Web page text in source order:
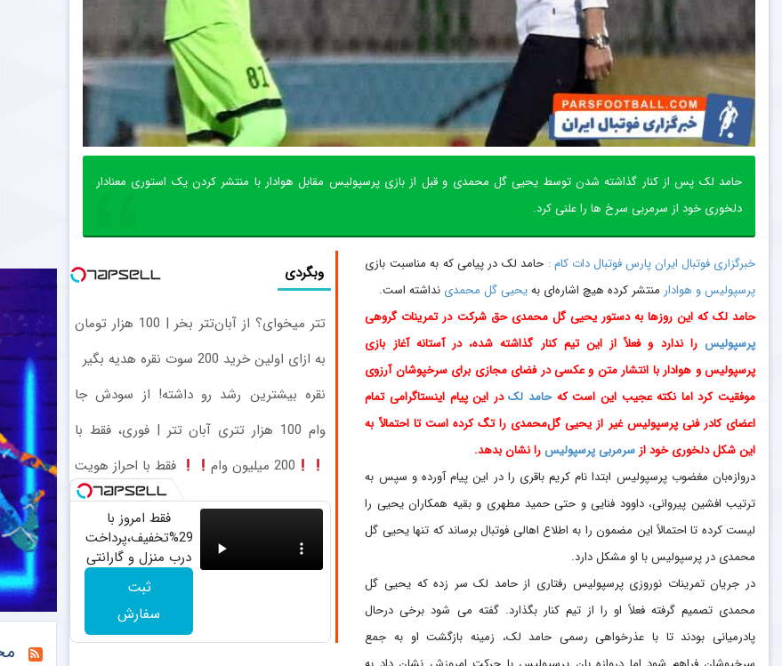
حامد لک پس از کنار گذاشته شدن توسط یحیی گل محمدی و قبل از بازی پرسپولیس مقابل هوادار با منتشر کردن یک استوری معنادار
دلخوری خود از سرمربی سرخ ها را علنی کرد.
وبگردی
تتر میخوای؟ از آبان‌تتر بخر | 100 هزار تومان
به ازای اولین خرید 200 سوت نقره هدیه بگیر
نقره بیشترین رشد رو داشته! از سودش جا
وام 100 هزار تتری آبان تتر | فوری، فقط با
200 میلیون وام فقط با احراز هویت
فقط امروز با
29%تخفیف،پرداخت
درب منزل و گارانتی
وات بخر
ثبت
سفارش
خبرگزاری فوتبال ایران پارس فوتبال دات کام : حامد لک در پیامی که به مناسبت بازی
پرسپولیس و هوادار منتشر کرده هیچ اشاره‌ای بهیحیی گل محمدی نداشته است.
حامد لک که این روزها به دستور یحیی گل محمدی حق شرکت در تمرینات گروهی
پرسپولیس را ندارد و فعلاً از این تیم کنار گذاشته شده، در آستانه آغاز بازی
پرسپولیس و هوادار با انتشار متن و عکسی در فضای مجازی برای سرخپوشان آرزوی
موفقیت کرد اما نکته عجیب این است کهحامد لکدر این پیام اینستاگرامی تمام
اعضای کادر فنی پرسپولیس غیر از یحیی گل‌محمدی را تگ کرده است تا احتمالاً به
این شکل دلخوری خود از سرمربی پرسپولیس را نشان بدهد.
دروازه‌بان مغضوب پرسپولیس ابتدا نام کریم باقری را در این پیام آورده و سپس به
ترتیب افشین پیروانی، داوود فنایی و حتی حمید مطهری و بقیه همکاران یحیی را
لیست کرده تا احتمالاً این مضمون را به اطلاع اهالی فوتبال برساند که تنها یحیی گل
محمدی در پرسپولیس با او مشکل دارد.
در جریان تمرینات نوروزی پرسپولیس رفتاری از حامد لک سر زده که یحیی گل
محمدی تصمیم گرفته فعلاً او را از تیم کنار بگذارد. گفته می شود برخی درحال
پادرمیانی بودند تا با عذرخواهی رسمی حامد لک، زمینه بازگشت او به جمع